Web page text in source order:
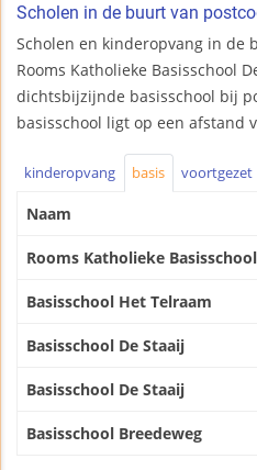
Scholen in de buurt van
Scholen en kinderopvang in de
Rooms Katholieke Basisschool
dichtsbijzijnde basisschool bij
basisschool ligt op een afstand
kinderopvang basis voortgezet
Naam
Rooms Katholieke
Basisschool Het Telraam
Basisschool De Staaij
Basisschool De Staaij
Basisschool Breedeweg